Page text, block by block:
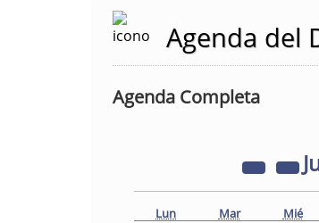
Agenda del
Agenda Completa
Lun Mar Mié